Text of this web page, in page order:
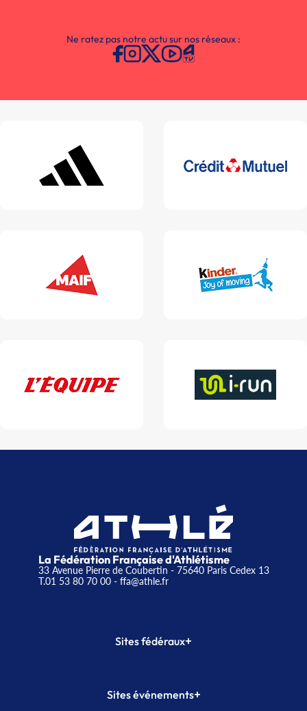
Ne ratez pas notre actu sur nos réseaux :
La Fédération Française d'Athlétisme
33 Avenue Pierre de Coubertin - 75640 Paris Cedex 13
T.01 53 80 70 00- ffa@athle.fr
Sites fédéraux+
Plateforme Formation
Sites événements+